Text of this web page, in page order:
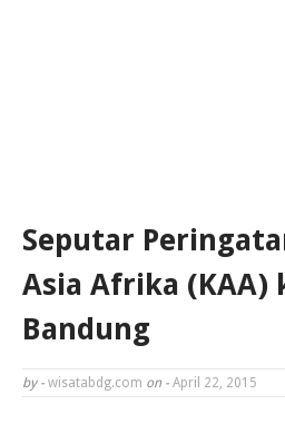
Seputar
Asia Afrika (KAA)
Bandung
by - wisatabdg.com on - April 22, 2015